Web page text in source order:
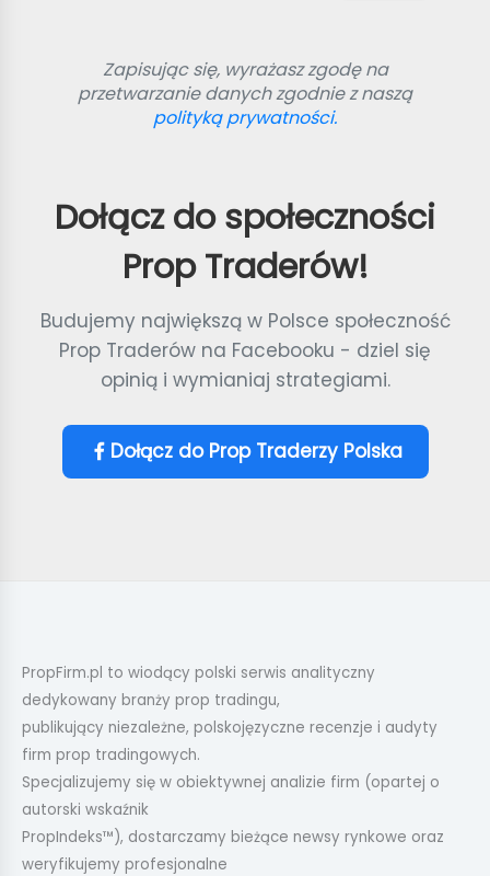
Zapisując się, wyrażasz zgodę na
przetwarzanie danych zgodnie z naszą
polityką prywatności.
Dołącz do społeczności
Prop Traderów!
Budujemy największą w Polsce społeczność
Prop Traderów na Facebooku - dziel się
opinią i wymianiaj strategiami.
Dołącz do Prop Traderzy Polska
PropFirm.pl to wiodący polski serwis analityczny
dedykowany branży prop tradingu,
publikujący niezależne, polskojęzyczne recenzje i audyty
firm prop tradingowych.
Specjalizujemy się w obiektywnej analizie firm (opartej o
autorski wskaźnik
PropIndeks™), dostarczamy bieżące newsy rynkowe oraz
weryfikujemy profesjonalne